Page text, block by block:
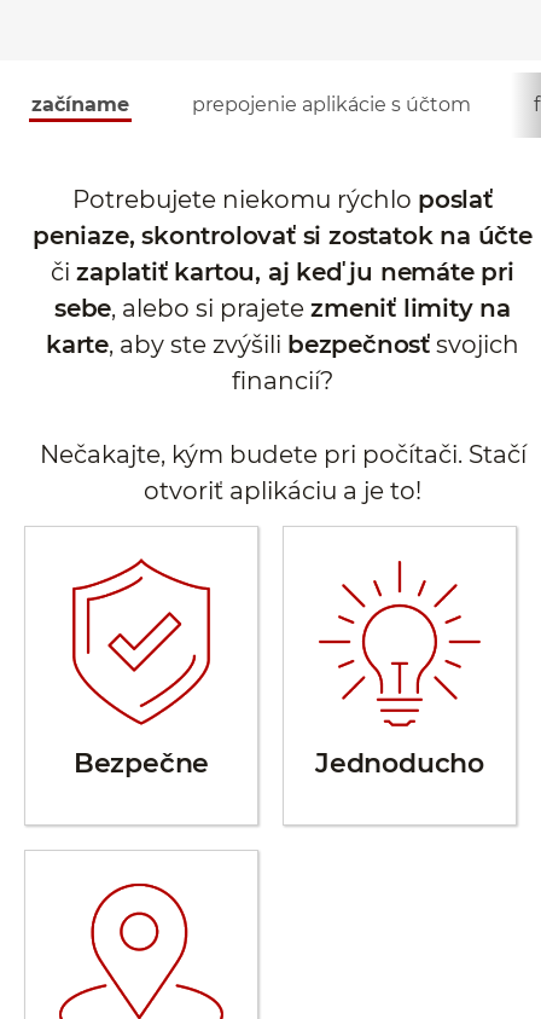
začíname prepojenie aplikácie s účtom
Potrebujete niekomu rýchlo poslať
peniaze, skontrolovať si zostatok na účte
čizaplatiť kartou, aj keď ju nemáte pri
sebe, alebo si prajetezmeniť limity na
karte, aby ste zvýšili bezpečnosť svojich
financií?
Nečakajte, kým budete pri počítači. Stačí
otvoriť aplikáciu a je to!
Bezpečne Jednoducho